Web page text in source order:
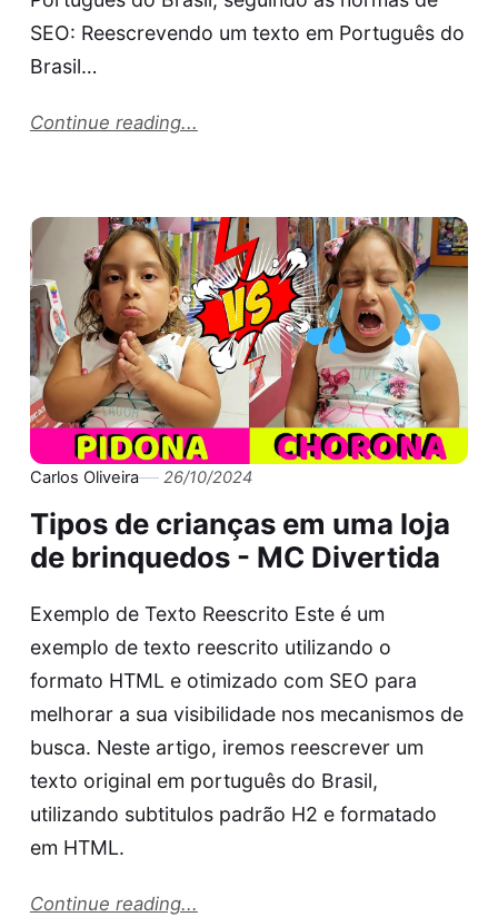
SEO: Reescrevendo um texto em Português do
Brasil…
Continue reading...
Carlos Oliveira 26/10/2024
Tipos de crianças em uma loja
de brinquedos - MC Divertida
Exemplo de Texto Reescrito Este é um
exemplo de texto reescrito utilizando o
formato HTML e otimizado com SEO para
melhorar a sua visibilidade nos mecanismos de
busca. Neste artigo, iremos reescrever um
texto original em português do Brasil,
utilizando subtitulos padrão H2 e formatado
em HTML.
Continue reading...